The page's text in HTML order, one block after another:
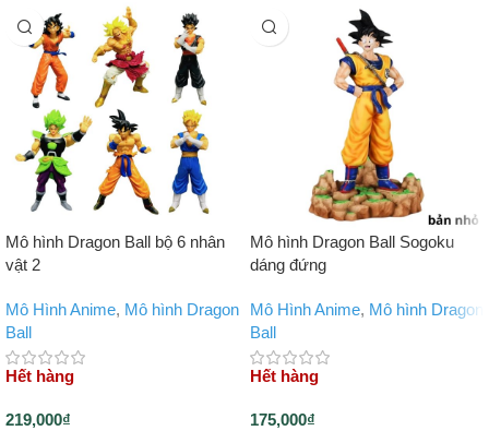
Mô hình Dragon Ball bộ 6 nhân
vật 2
Mô Hình Anime, Mô hình Dragon
Ball
Hết hàng
219,000₫
Mô hình Dragon Ball Sogoku
dáng đứng
Mô Hình Anime, Mô hình Dragon
Ball
Hết hàng
175,000₫